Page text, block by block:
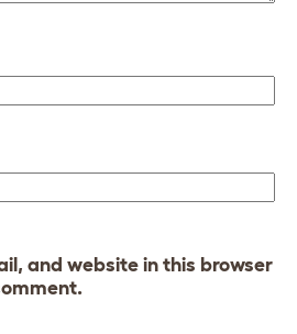
and website in this browser